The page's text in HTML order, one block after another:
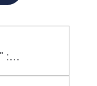
“Equicoaching grand format" : un accélérateur puissant de cohésion et de leadership”